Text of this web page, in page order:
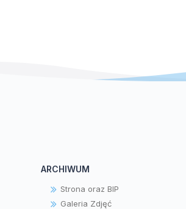
ARCHIWUM
Strona oraz BIP
Galeria Zdjęć